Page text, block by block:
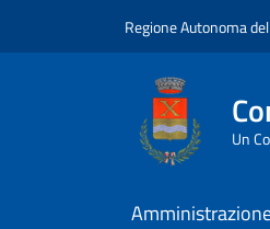
Regione Autonoma
Un